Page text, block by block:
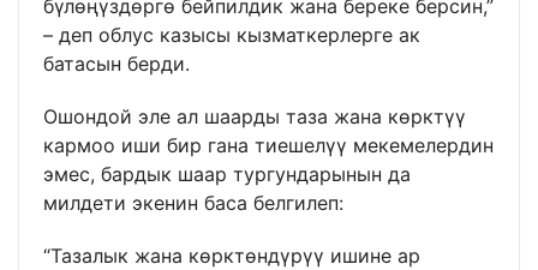
бүлөңүздөргө бейпилдик жана береке берсин,”
– деп облус казысы кызматкерлерге ак
батасын берди.
Ошондой эле ал шаарды таза жана көрктүү
кармоо иши бир гана тиешелүү мекемелердин
эмес, бардык шаар тургундарынын да
милдети экенин баса белгилеп:
“Тазалык жана көрктөндүрүү ишине ар